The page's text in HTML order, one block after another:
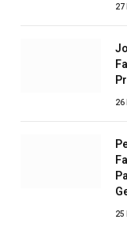
27
26
25